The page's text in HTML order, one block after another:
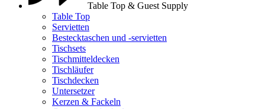
Table Top & Guest Supply
Table Top
Servietten
Bestecktaschen und -servietten
Tischsets
Tischmitteldecken
Tischläufer
Tischdecken
Untersetzer
Kerzen & Fackeln